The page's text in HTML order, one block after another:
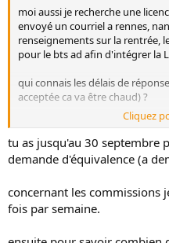
moi aussi je recherche une
envoyé un courriel a rennes,
renseignements sur la rentrée,
pour le bts ad afin d'intégrer la
qui connais les délais de
acceptée ca va être chaud) ?
et en travaillant à temps plein
environ combien d'heures pour
merci pour vos réponses
Cliquez
tu as jusqu'au 30 septembre
demande d'équivalence (a
concernant les commissions
fois par semaine.